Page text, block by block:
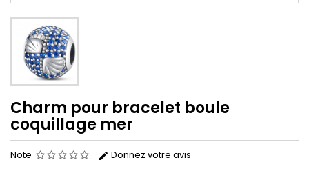
Charm pour bracelet boule
coquillage mer
Note Donnez votre avis